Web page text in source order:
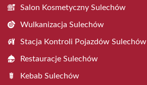
Salon Kosmetyczny Sulechów
Wulkanizacja Sulechów
Stacja Kontroli Pojazdów Sulechów
Restauracje Sulechów
Kebab Sulechów